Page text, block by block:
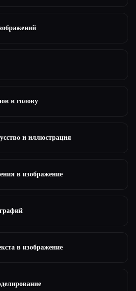
в голову
и иллюстрация
в изображение
в изображение